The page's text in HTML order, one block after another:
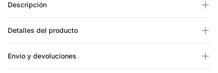
Descripción
Detalles del producto
Envío y devoluciones